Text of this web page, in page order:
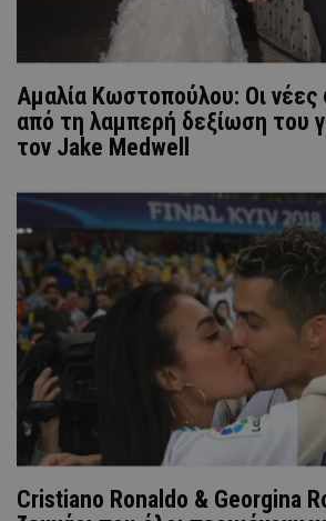
Αμαλία Κωστοπούλου: Οι
από τη λαμπερή δεξίωση του
τον Jake Medwell
Cristiano Ronaldo & Georgina